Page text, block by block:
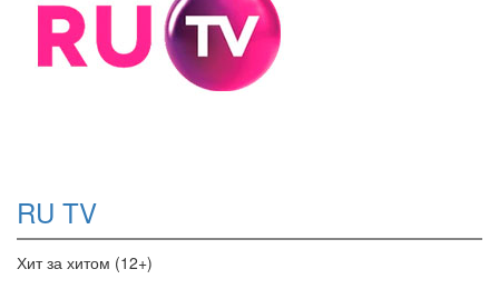
RU TV
Хит за хитом (12+)